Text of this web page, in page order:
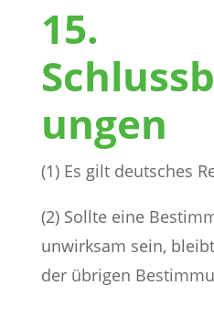
15.
ungen
(1) Es gilt deutsches
(2) Sollte eine
unwirksam sein,
der übrigen